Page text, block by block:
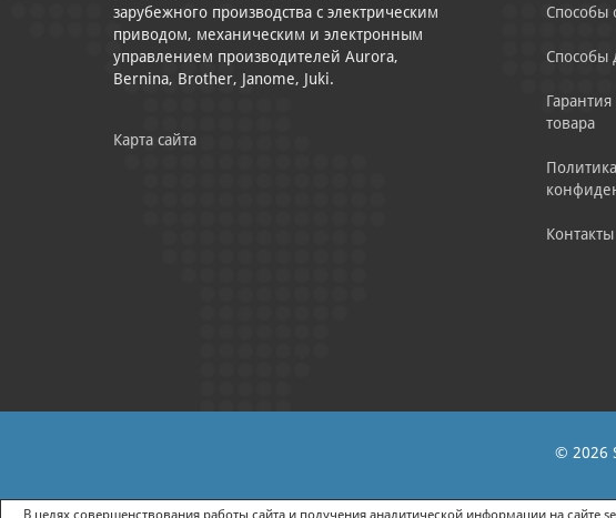
зарубежного производства с электрическим
приводом, механическим и электронным
управлением производителей Aurora,
Bernina, Brother, Janome, Juki.
Карта сайта
Способы
Способы
товара
Политика
Контакты
© 2026
ПОЛИТИКА КОНФИДЕНЦИАЛЬНОСТИ | СОГЛАСИЕ НА ПОЛУЧЕНИЕ РЕКЛАМНО-
В целях совершенствования работы сайта и получения аналитической информации на сайте